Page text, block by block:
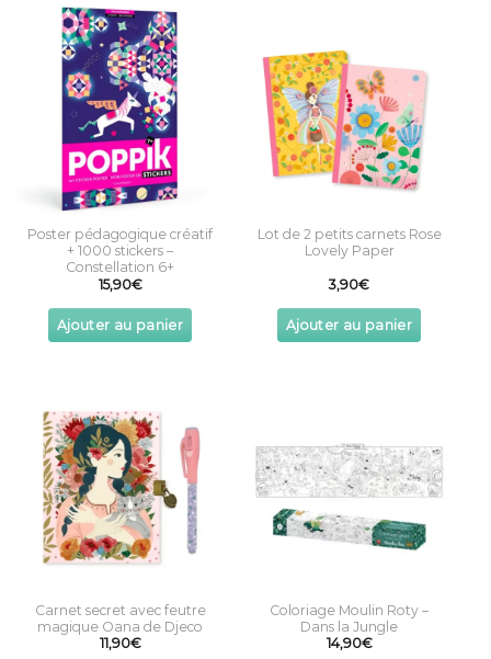
Poster pédagogique créatif
+ 1000 stickers –
Constellation 6+
15,90€
Ajouter au panier
Lot de 2 petits carnets Rose
Lovely Paper
3,90€
Ajouter au panier
Carnet secret avec feutre
magique Oana de Djeco
11,90€
Coloriage Moulin Roty –
Dans la Jungle
14,90€